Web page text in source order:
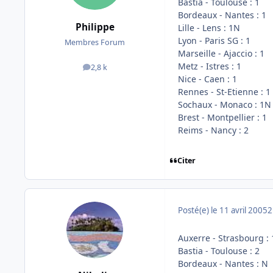
Philippe
Membres Forum
2,8 k
messages
Bordeaux - Nantes : 1
Lille - Lens : 1N
Lyon - Paris SG : 1
Marseille - Ajaccio : 1
Metz - Istres : 1
Nice - Caen : 1
Rennes - St-Etienne : 1
Sochaux - Monaco : 1N
Brest - Montpellier : 1
Reims - Nancy : 2
Citer
Posté(e) le 11 avril 2005
Auxerre - Strasbourg :
Bastia - Toulouse : 2
Bordeaux - Nantes : N